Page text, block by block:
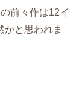
前々作は12イ
かと思われま